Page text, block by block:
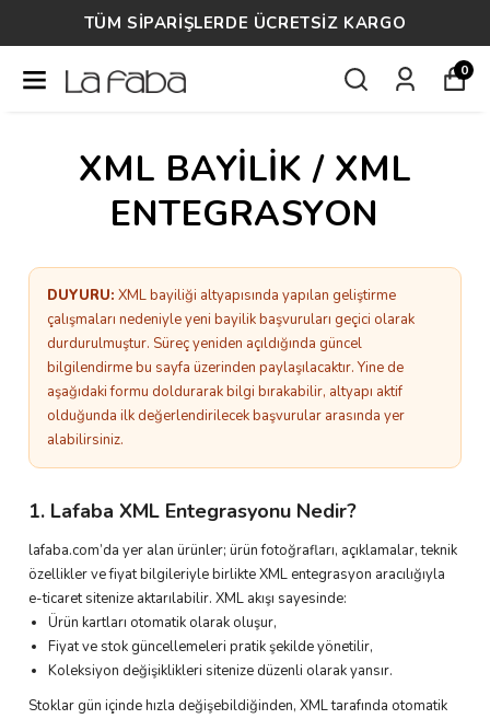
TÜM SİPARİŞLERDE ÜCRETSİZ KARGO
0
XML BAYİLİK / XML
ENTEGRASYON
DUYURU: XML bayiliği altyapısında yapılan geliştirme
çalışmaları nedeniyle yeni bayilik başvuruları geçici olarak
durdurulmuştur. Süreç yeniden açıldığında güncel
bilgilendirme bu sayfa üzerinden paylaşılacaktır. Yine de
aşağıdaki formu doldurarak bilgi bırakabilir, altyapı aktif
olduğunda ilk değerlendirilecek başvurular arasında yer
alabilirsiniz.
1. Lafaba XML Entegrasyonu Nedir?
lafaba.com’da yer alan ürünler; ürün fotoğrafları, açıklamalar, teknik
özellikler ve fiyat bilgileriyle birlikte XML entegrasyon aracılığıyla
e-ticaret sitenize aktarılabilir. XML akışı sayesinde:
Ürün kartları otomatik olarak oluşur,
Fiyat ve stok güncellemeleri pratik şekilde yönetilir,
Koleksiyon değişiklikleri sitenize düzenli olarak yansır.
Stoklar gün içinde hızla değişebildiğinden, XML tarafında otomatik